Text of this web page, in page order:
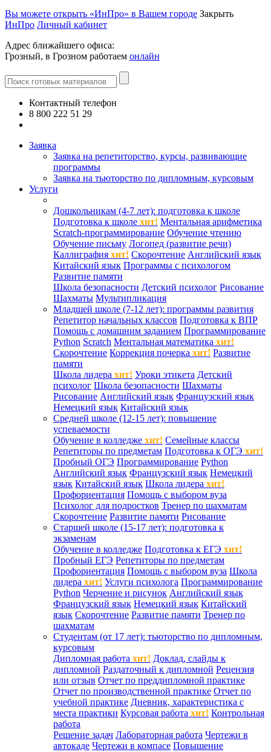
Вы можете открыть «ИнПро» в Вашем городе Закрыть
ИнПро Личный кабинет
Адрес ближайшего офиса:
Грозный, в Грозном работаем онлайн
Контактный телефон
8 800 222 51 29
Заявка
Заявка на репетиторство, курсы, развивающие
программы
Заявка на тьюторство по дипломным, курсовым
Услуги
Дошкольникам (4-7 лет): подготовка к школе
Подготовка к школе хит! Ментальная арифметика
Scratch-программирование Обучение чтению
Обучение письму Логопед (развитие речи)
Каллиграфия хит! Скорочтение Английский язык
Китайский язык Программы с психологом
Развитие памяти
Школа безопасности Детский психолог Рисование
Шахматы Мультипликация
Младшей школе (7-12 лет): программы развития
Репетитор начальных классов Подготовка к ВПР
Помощь с домашним заданием Программирование
Python Scratch Ментальная математика хит!
Скорочтение Коррекция почерка хит! Развитие
памяти
Школа лидера хит! Уроки этикета Детский
психолог Школа безопасности Шахматы
Рисование Английский язык Французский язык
Немецкий язык Китайский язык
Средней школе (12-15 лет): повышение
успеваемости
Обучение в колледже хит! Семейные классы
Репетиторы по предметам Подготовка к ОГЭ хит!
Пробный ОГЭ Программирование Python
Английский язык Французский язык Немецкий
язык Китайский язык Школа лидера хит!
Профориентация Помощь с выбором вуза
Психолог для подростков Тренер по шахматам
Скорочтение Развитие памяти Рисование
Старшей школе (15-17 лет): подготовка к
экзаменам
Обучение в колледже Подготовка к ЕГЭ хит!
Пробный ЕГЭ Репетиторы по предметам
Профориентация Помощь с выбором вуза Школа
лидера хит! Услуги психолога Программирование
Python Черчение и рисунок Английский язык
Французский язык Немецкий язык Китайский
язык Скорочтение Развитие памяти Тренер по
шахматам
Студентам (от 17 лет): тьюторство по дипломным,
курсовым
Дипломная работа хит! Доклад, слайды к
дипломной Раздаточный к дипломной Рецензия
или отзыв Отчет по преддипломной практике
Отчет по производственной практике Отчет по
учебной практике Дневник, характеристика с
места практики Курсовая работа хит! Контрольная
работа
Решение задач Лабораторная работа Чертежи в
автокаде Чертежи в компасе Повышение